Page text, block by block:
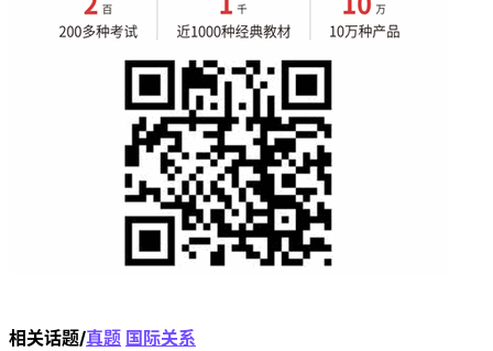
相关话题/真题 国际关系